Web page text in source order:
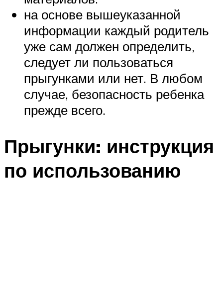
на основе вышеуказанной
информации каждый родитель
уже сам должен определить,
следует ли пользоваться
прыгунками или нет. В любом
случае, безопасность ребенка
прежде всего.
Прыгунки: инструкция
по использованию